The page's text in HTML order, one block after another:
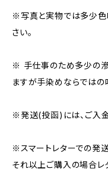
※写真と実物では多少色
さい。
※ 手仕事のため多少の滲
ますが手染めならではの
※発送(投函)には、ご入
※スマートレターでの発
それ以上ご購入の場合レ